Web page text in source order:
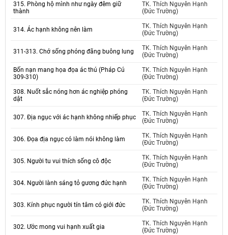
315. Phòng hộ mình như ngày đêm giữ
thành
TK. Thích Nguyên Hạnh
(Đức Trường)
314. Ác hạnh không nên làm
TK. Thích Nguyên Hạnh
(Đức Trường)
311-313. Chớ sống phóng đãng buông lung
TK. Thích Nguyên Hạnh
(Đức Trường)
Bốn nạn mang họa đọa ác thú (Pháp Cú
309-310)
TK. Thích Nguyên Hạnh
(Đức Trường)
308. Nuốt sắc nóng hơn ác nghiệp phóng
dật
TK. Thích Nguyên Hạnh
(Đức Trường)
307. Địa ngục với ác hạnh không nhiếp phục
TK. Thích Nguyên Hạnh
(Đức Trường)
306. Đọa địa ngục có làm nói không làm
TK. Thích Nguyên Hạnh
(Đức Trường)
305. Người tu vui thích sống cô độc
TK. Thích Nguyên Hạnh
(Đức Trường)
304. Người lành sáng tỏ gương đức hạnh
TK. Thích Nguyên Hạnh
(Đức Trường)
303. Kính phục người tín tâm có giới đức
TK. Thích Nguyên Hạnh
(Đức Trường)
302. Ước mong vui hạnh xuất gia
TK. Thích Nguyên Hạnh
(Đức Trường)